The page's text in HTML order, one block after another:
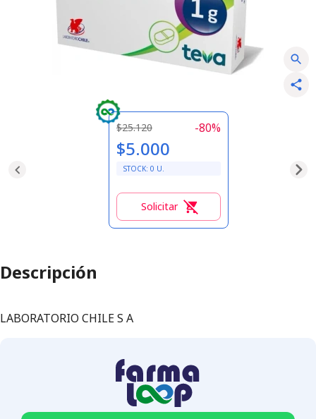
$25.120 -80%
$5.000
STOCK: 0 U.
Solicitar
Descripción
LABORATORIO CHILE S A